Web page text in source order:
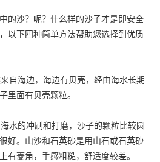
沙？呢？什么样的沙子才是即安全
以下四种简单方法帮助您选择到优质
海边，海边有贝壳，经由海水长期
里面有贝壳颗粒。
的冲刷和打磨，沙子的颗粒比较圆
好。山沙和石英砂是用山石或石英砂
有菱角，手感粗糙，舒适度较差。